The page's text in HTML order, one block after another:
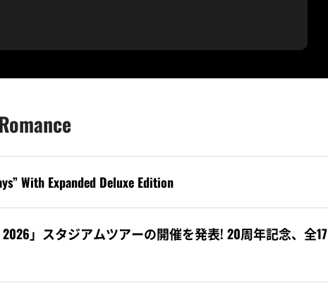
With Expanded Deluxe Edition
2026」スタジアムツアーの開催を発表! 20周年記念、全17